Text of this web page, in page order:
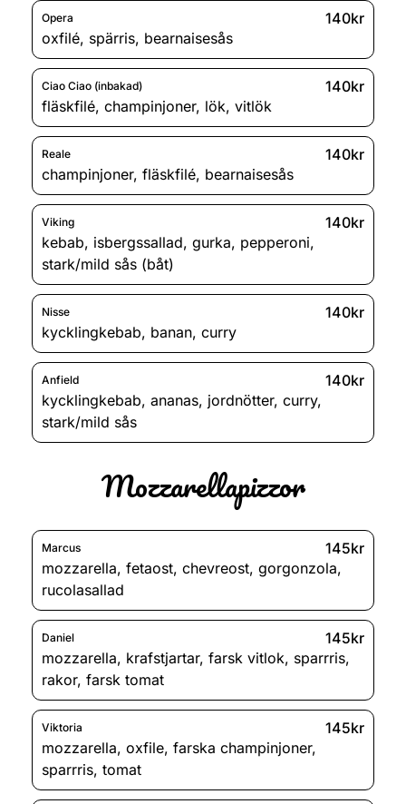
Opera
140kr
oxfilé, spärris, bearnaisesås
Ciao Ciao (inbakad)
140kr
fläskfilé, champinjoner, lök, vitlök
Reale
140kr
champinjoner, fläskfilé, bearnaisesås
Viking
140kr
kebab, isbergssallad, gurka, pepperoni,
stark/mild sås (båt)
Nisse
140kr
kycklingkebab, banan, curry
Anfield
140kr
kycklingkebab, ananas, jordnötter, curry,
stark/mild sås
Mozzarellapizzor
Marcus
145kr
mozzarella, fetaost, chevreost, gorgonzola,
rucolasallad
Daniel
145kr
mozzarella, krafstjartar, farsk vitlok, sparrris,
rakor, farsk tomat
Viktoria
145kr
mozzarella, oxfile, farska champinjoner,
sparrris, tomat